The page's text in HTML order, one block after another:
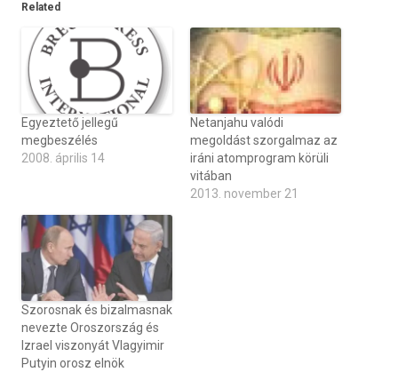
Related
Egyeztető jellegű
megbeszélés
2008. április 14
Netanjahu valódi
megoldást szorgalmaz az
iráni atomprogram körüli
vitában
2013. november 21
Szorosnak és bizalmasnak
nevezte Oroszország és
Izrael viszonyát Vlagyimir
Putyin orosz elnök